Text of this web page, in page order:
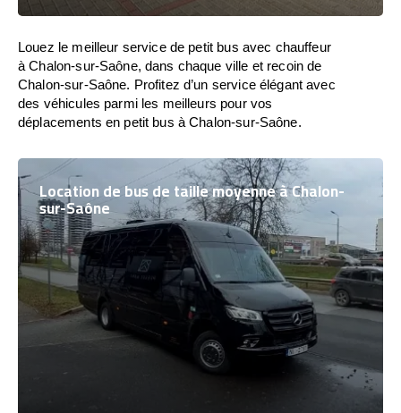
Louez le meilleur service de petit bus avec chauffeur
à Chalon-sur-Saône, dans chaque ville et recoin de
Chalon-sur-Saône. Profitez d’un service élégant avec
des véhicules parmi les meilleurs pour vos
déplacements en petit bus à Chalon-sur-Saône.
Location de bus de taille moyenne à Chalon-
sur-Saône